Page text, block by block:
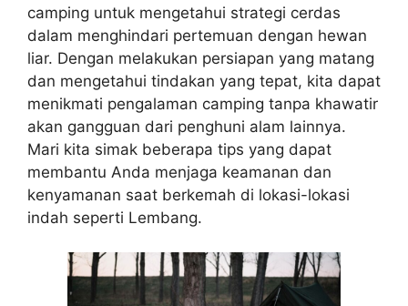
camping untuk mengetahui strategi cerdas
dalam menghindari pertemuan dengan hewan
liar. Dengan melakukan persiapan yang matang
dan mengetahui tindakan yang tepat, kita dapat
menikmati pengalaman camping tanpa khawatir
akan gangguan dari penghuni alam lainnya.
Mari kita simak beberapa tips yang dapat
membantu Anda menjaga keamanan dan
kenyamanan saat berkemah di lokasi-lokasi
indah seperti Lembang.